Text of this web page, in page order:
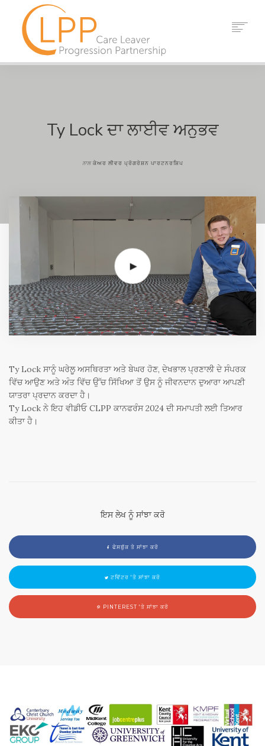
Ty Lock ਦਾ ਲਾਈਵ ਅਨੁਭਵ
ਨਾਲ ਕੇਅਰ ਲੀਵਰ ਪ੍ਰੋਗਰੇਸ਼ਨ ਪਾਰਟਨਰਸ਼ਿਪ
Ty Lock ਸਾਨੂੰ ਘਰੇਲੂ ਅਸਥਿਰਤਾ ਅਤੇ ਬੇਘਰ ਹੋਣ, ਦੇਖਭਾਲ ਪ੍ਰਣਾਲੀ ਦੇ ਸੰਪਰਕ
ਵਿੱਚ ਆਉਣ ਅਤੇ ਅੰਤ ਵਿੱਚ ਉੱਚ ਸਿੱਖਿਆ ਤੋਂ ਉਸ ਨੂੰ ਜੀਵਨਦਾਨ ਦੁਆਰਾ ਆਪਣੀ
ਯਾਤਰਾ ਪ੍ਰਦਾਨ ਕਰਦਾ ਹੈ।
Ty Lock ਨੇ ਇਹ ਵੀਡੀਓ CLPP ਕਾਨਫਰੰਸ 2024 ਦੀ ਸਮਾਪਤੀ ਲਈ ਤਿਆਰ
ਕੀਤਾ ਹੈ।
ਇਸ ਲੇਖ ਨੂੰ ਸਾਂਝਾ ਕਰੋ
ਫੇਸਬੁੱਕ ਤੇ ਸਾਂਝਾ ਕਰੋ
ਟਵਿੱਟਰ 'ਤੇ ਸਾਂਝਾ ਕਰੋ
PINTEREST 'ਤੇ ਸਾਂਝਾ ਕਰੋ